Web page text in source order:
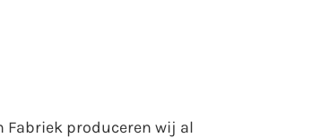
Fabriek produceren wij al